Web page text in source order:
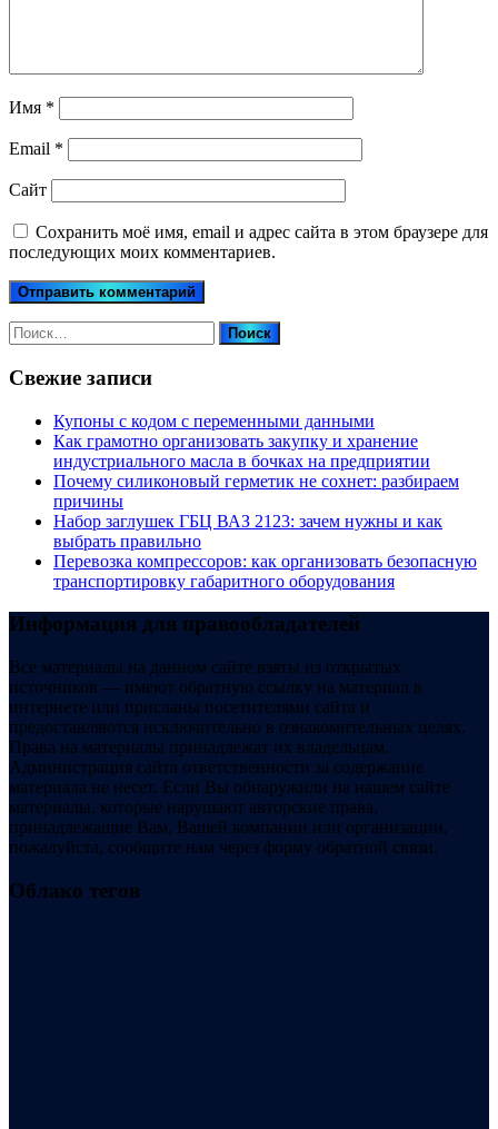
Имя *
Email *
Сайт
Сохранить моё имя, email и адрес сайта в этом браузере для
последующих моих комментариев.
Найти:
Свежие записи
Купоны c кодом с переменными данными
Как грамотно организовать закупку и хранение
индустриального масла в бочках на предприятии
Почему силиконовый герметик не сохнет: разбираем
причины
Набор заглушек ГБЦ ВАЗ 2123: зачем нужны и как
выбрать правильно
Перевозка компрессоров: как организовать безопасную
транспортировку габаритного оборудования
Информация для правообладателей
Все материалы на данном сайте взяты из открытых
источников — имеют обратную ссылку на материал в
интернете или присланы посетителями сайта и
предоставляются исключительно в ознакомительных целях.
Права на материалы принадлежат их владельцам.
Администрация сайта ответственности за содержание
материала не несет. Если Вы обнаружили на нашем сайте
материалы, которые нарушают авторские права,
принадлежащие Вам, Вашей компании или организации,
пожалуйста, сообщите нам через форму обратной связи.
Облако тегов